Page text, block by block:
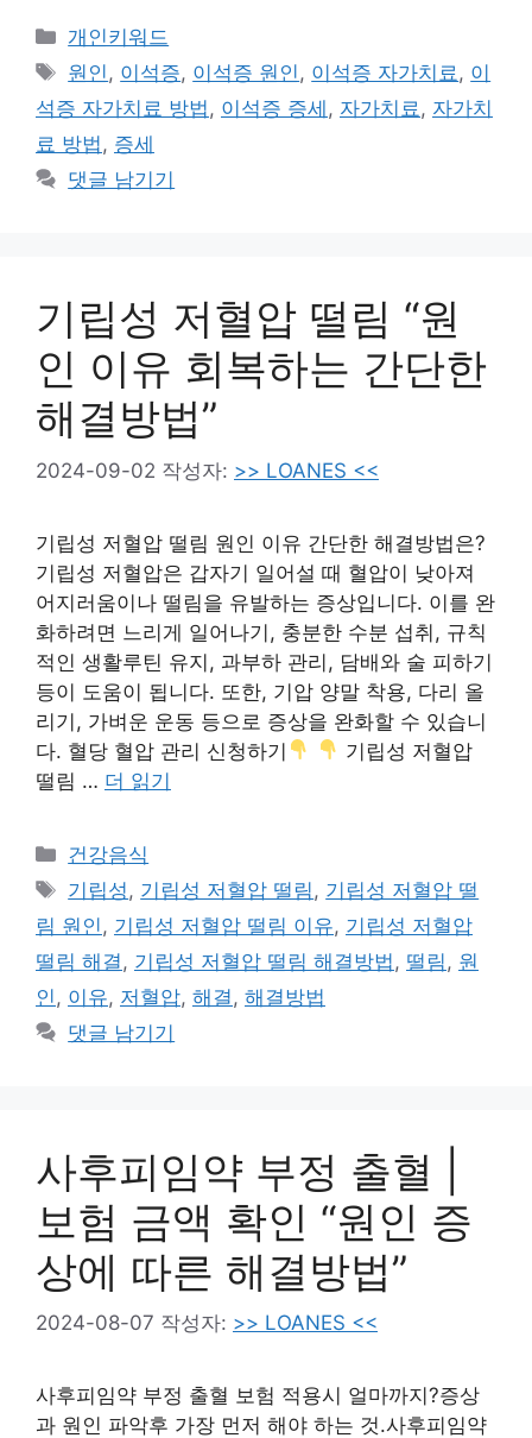
카
테
리
개인키워드
태
그
원인, 이석증, 이석증 원인, 이석증 자가치료, 이
석증 자가치료 방법, 이석증 증세 , 자가치료, 자가치
료 방법, 증세
댓글 남기기
기립성 저혈압 떨림 “원
인 이유 회복하는 간단한
해결방법”
2024-09-02 작성자: >> LOANES <<
기립성 저혈압 떨림 원인 이유 간단한 해결방법은?
기립성 저혈압은 갑자기 일어설 때 혈압이 낮아져
어지러움이나 떨림을 유발하는 증상입니다. 이를 완
화하려면 느리게 일어나기, 충분한 수분 섭취, 규칙
적인 생활루틴 유지, 과부하 관리, 담배와 술 피하기
등이 도움이 됩니다. 또한, 기압 양말 착용, 다리 올
리기, 가벼운 운동 등으로 증상을 완화할 수 있습니
다. 혈당 혈압 관리 신청하기
기립성 저혈압
떨림 … 더 읽기
카
테
고
리
건강음식
태
그
기립성 , 기립성 저혈압 떨림 , 기립성 저혈압 떨
림 원인 , 기립성 저혈압 떨림 이유, 기립성 저혈압
떨림 해결 , 기립성 저혈압 떨림 해결방법 , 떨림 , 원
인 , 이유, 저혈압, 해결 , 해결방법
댓글 남기기
사후피임약 부정 출혈 |
보험 금액 확인 “원인 증
상에 따른 해결방법”
2024-08-07 작성자: >> LOANES <<
사후피임약 부정 출혈 보험 적용시 얼마까지?증상
과 원인 파악후 가장 먼저 해야 하는 것.사후피임약